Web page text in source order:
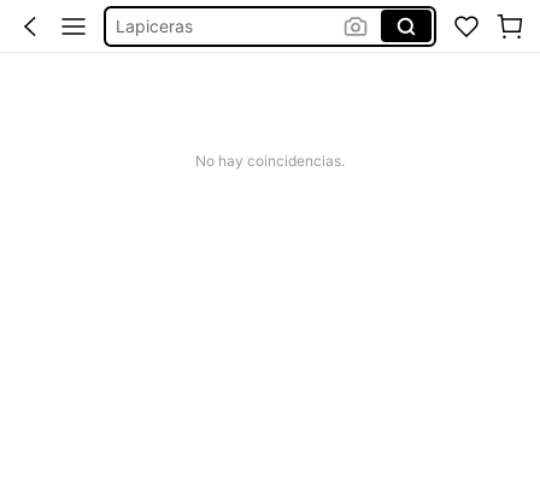
Lapiceras
No hay coincidencias.